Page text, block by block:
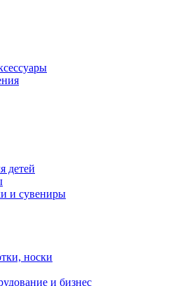
детей
и сувениры
носки
и бизнес